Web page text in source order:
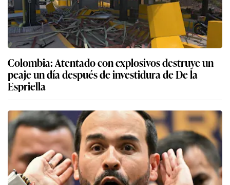
Colombia: Atentado con explosivos destruye un
peaje un día después de investidura de De la
Espriella